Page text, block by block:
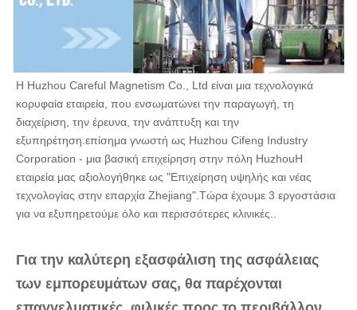
Η Huzhou Careful Magnetism Co., Ltd είναι μια τεχνολογικά
κορυφαία εταιρεία, που ενσωματώνει την παραγωγή, τη
διαχείριση, την έρευνα, την ανάπτυξη και την
εξυπηρέτηση.επίσημα γνωστή ως Huzhou Cifeng Industry
Corporation - μια βασική επιχείρηση στην πόλη HuzhouΗ
εταιρεία μας αξιολογήθηκε ως "Επιχείρηση υψηλής και νέας
τεχνολογίας στην επαρχία Zhejiang".Τώρα έχουμε 3 εργοστάσια
για να εξυπηρετούμε όλο και περισσότερες κλινικές..
Για την καλύτερη εξασφάλιση της ασφάλειας
των εμπορευμάτων σας, θα παρέχονται